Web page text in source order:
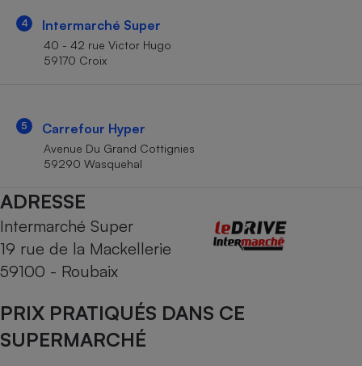
4 Intermarché Super
40 - 42 rue Victor Hugo
59170 Croix
5 Carrefour Hyper
Avenue Du Grand Cottignies
59290 Wasquehal
ADRESSE
Intermarché Super
19 rue de la Mackellerie
59100 - Roubaix
PRIX PRATIQUÉS DANS CE
SUPERMARCHÉ
Cafetière à expressos